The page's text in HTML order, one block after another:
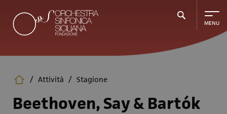
contenuto
principale
/ Attività / Stagione
Beethoven, Say & Bartók